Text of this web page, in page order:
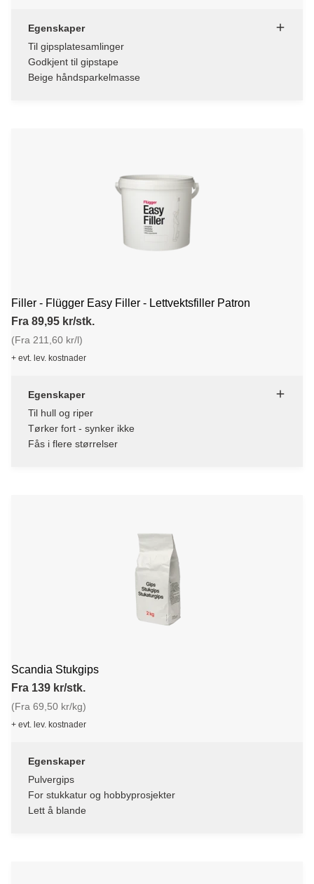
Egenskaper
Til gipsplatesamlinger
Godkjent til gipstape
Beige håndsparkelmasse
Filler - Flügger Easy Filler - Lettvektsfiller Patron
Fra 89,95 kr/stk.
(Fra 211,60 kr/l)
+ evt. lev. kostnader
Egenskaper
Til hull og riper
Tørker fort - synker ikke
Fås i flere størrelser
Scandia Stukgips
Fra 139 kr/stk.
(Fra 69,50 kr/kg)
+ evt. lev. kostnader
Egenskaper
Pulvergips
For stukkatur og hobbyprosjekter
Lett å blande